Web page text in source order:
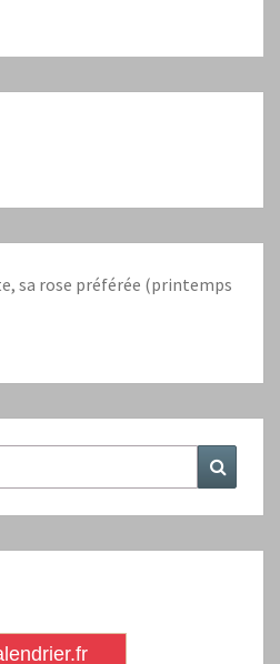
sa rose préférée (printemps